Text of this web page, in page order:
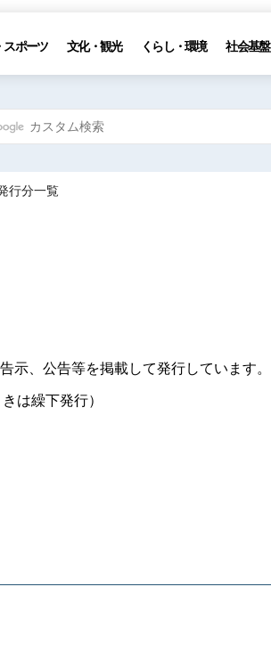
スポーツ 文化・観光 くらし・環境 社会基盤
行分一覧
示、公告等を掲載して発行しています。
は繰下発行）